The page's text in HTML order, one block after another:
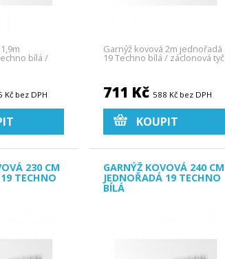
bílá /
Kč bez DPH
Garnýž kovová 2m jednořadá
19 Techno bílá / záclonová tyč
711 Kč 588 Kč bez DPH
KOUPIT
230 CM
TECHNO
GARNÝŽ KOVOVÁ 240 CM
JEDNOŘADÁ 19 TECHNO
BÍLÁ